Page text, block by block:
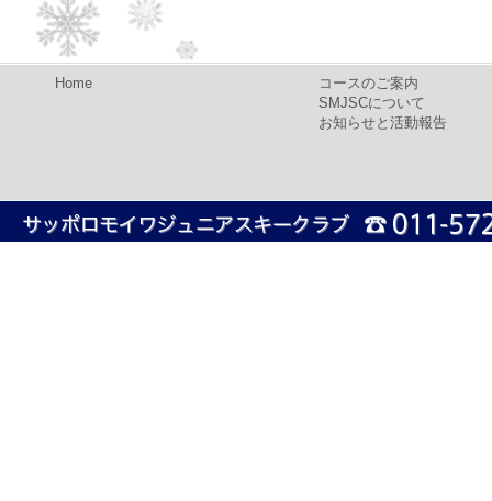
Home
コースのご案内
SMJSCについて
お知らせと活動報告